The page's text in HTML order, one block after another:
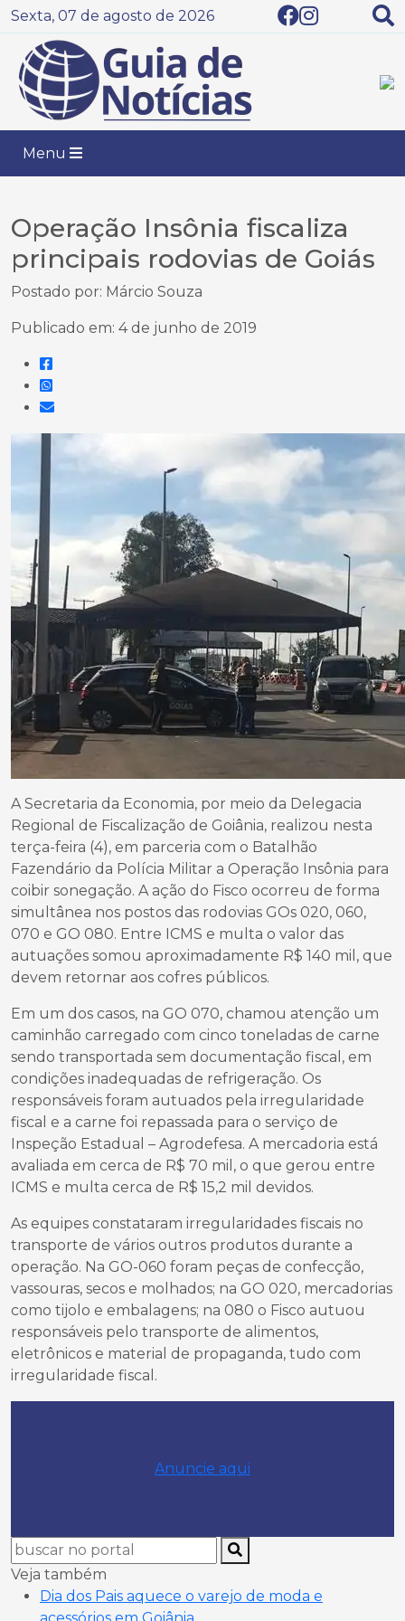
Sexta, 07 de agosto de 2026
Menu
Operação Insônia fiscaliza
principais rodovias de Goiás
Postado por: Márcio Souza
Publicado em: 4 de junho de 2019
A Secretaria da Economia, por meio da Delegacia
Regional de Fiscalização de Goiânia, realizou nesta
terça-feira (4), em parceria com o Batalhão
Fazendário da Polícia Militar a Operação Insônia para
coibir sonegação. A ação do Fisco ocorreu de forma
simultânea nos postos das rodovias GOs 020, 060,
070 e GO 080. Entre ICMS e multa o valor das
autuações somou aproximadamente R$ 140 mil, que
devem retornar aos cofres públicos.
Em um dos casos, na GO 070, chamou atenção um
caminhão carregado com cinco toneladas de carne
sendo transportada sem documentação fiscal, em
condições inadequadas de refrigeração. Os
responsáveis foram autuados pela irregularidade
fiscal e a carne foi repassada para o serviço de
Inspeção Estadual – Agrodefesa. A mercadoria está
avaliada em cerca de R$ 70 mil, o que gerou entre
ICMS e multa cerca de R$ 15,2 mil devidos.
As equipes constataram irregularidades fiscais no
transporte de vários outros produtos durante a
operação. Na GO-060 foram peças de confecção,
vassouras, secos e molhados; na GO 020, mercadorias
como tijolo e embalagens; na 080 o Fisco autuou
responsáveis pelo transporte de alimentos,
eletrônicos e material de propaganda, tudo com
irregularidade fiscal.
Anuncie aqui
Veja também
Dia dos Pais aquece o varejo de moda e